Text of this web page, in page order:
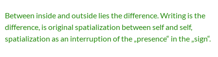
Between inside and outside lies the difference. Writing is the
difference, is original spatialization between self and self,
spatialization as an interruption of the „presence“ in the „sign“.